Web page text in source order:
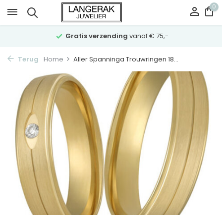
0
Gratis verzending vanaf € 75,-
Terug Home Aller Spanninga Trouwringen 18...